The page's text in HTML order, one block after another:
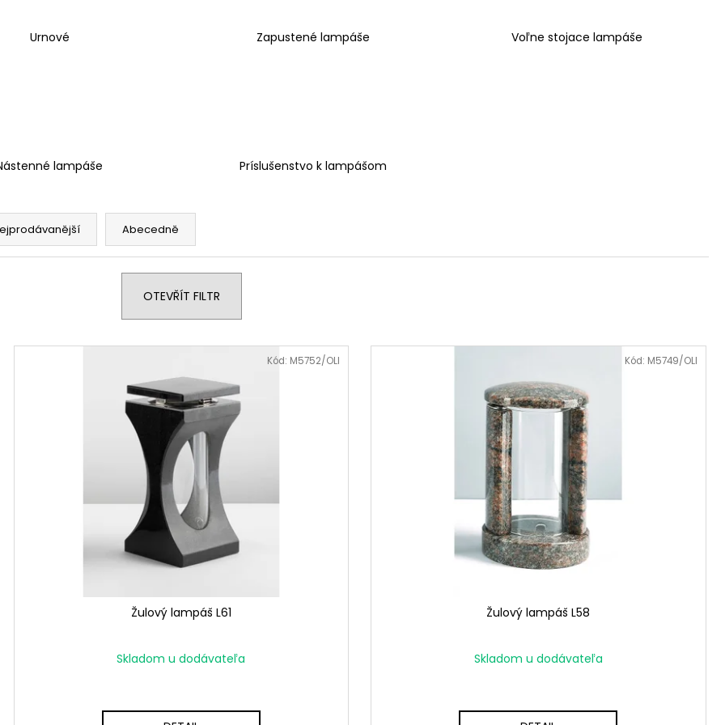
Urnové Zapustené lampáše Voľne stojace lampáše
lampáše Príslušenstvo k lampášom
Abecedně
OTEVŘÍT FILTR
Žulový lampáš L61
Skladom u dodávateľa
Kód: M5752/OLI
Žulový lampáš L58
Skladom u dodávateľa
Kód: M5749/OLI